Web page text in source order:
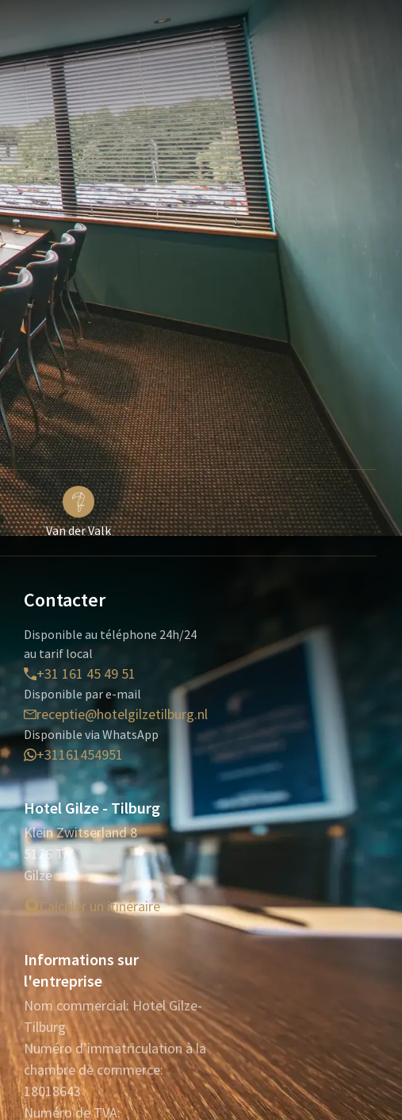
Van der Valk
Contacter
Disponible au téléphone 24h/24
au tarif local
+31 161 45 49 51
Disponible par e-mail
receptie@hotelgilzetilburg.nl
Disponible via WhatsApp
+31161454951
Hotel Gilze - Tilburg
Klein Zwitserland 8
5126 TA
Gilze
Calculer un itinéraire
Informations sur
l'entreprise
Nom commercial: Hotel Gilze-
Tilburg
Numéro d’immatriculation à la
chambre de commerce:
18018643
Numéro de TVA: